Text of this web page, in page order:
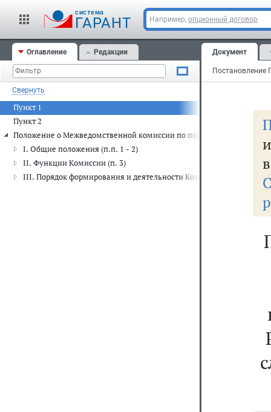
cистема
ГАРАНТ Например, опционный договор
Оглавление Редакции
Свернуть
Пункт 1
Пункт 2
Положение о Межведомственной комиссии по подготовке граждан
I. Общие положения (п.п. 1 - 2)
II. Функции Комиссии (п. 3)
III. Порядок формирования и деятельности Комиссии (п.п. 4 - 14)
Документ